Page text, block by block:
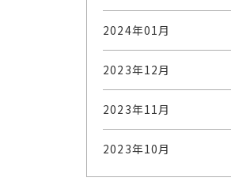
2024年01月
2023年12月
2023年11月
2023年10月